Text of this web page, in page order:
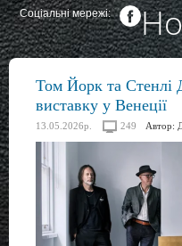
Соціальні мережі:
Том Йорк та Стенлі
виставку у Венеції
13.05.2026р. 249 Автор: